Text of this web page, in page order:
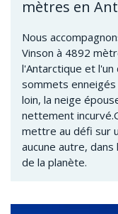
mètres en
Nous
Vinson à 4892
l'Antarctique et l'un
sommets
loin, la neige
nettement
mettre au défi sur
aucune autre,
de la planète.